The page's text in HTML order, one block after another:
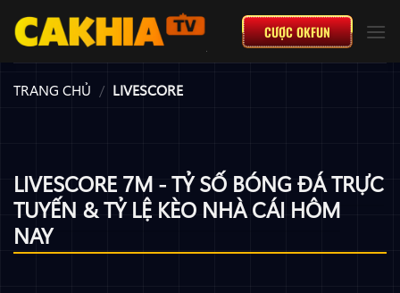
qua
CƯỢC OKFUN
TRANG CHỦ / LIVESCORE
LIVESCORE 7M - TỶ SỐ BÓNG ĐÁ TRỰC
TUYẾN & TỶ LỆ KÈO NHÀ CÁI HÔM
NAY